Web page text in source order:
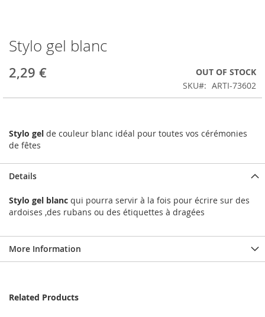
Skip
to
the
beginning
Stylo gel blanc
2,29 €
OUT OF STOCK
SKU
ARTI-73602
Stylo gel de couleur blanc idéal pour toutes vos cérémonies
de fêtes
Details
Stylo gel blanc qui pourra servir à la fois pour écrire sur des
ardoises ,des rubans ou des étiquettes à dragées
More Information
Related Products